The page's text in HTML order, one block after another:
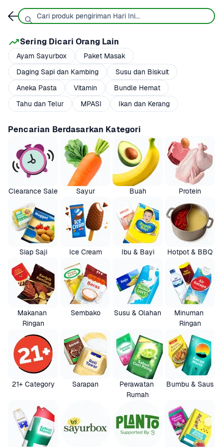
Sering Dicari Orang Lain
Ayam Sayurbox
Paket Masak
Daging Sapi dan Kambing
Susu dan Biskuit
Aneka Pasta
Vitamin
Bundle Hemat
Tahu dan Telur
MPASI Ikan dan Kerang
Pencarian Berdasarkan Kategori
Clearance Sale Sayur Buah Protein
Siap Saji Ice Cream Ibu & Bayi Hotpot & BBQ
Makanan
Ringan
Sembako Susu & Olahan
Minuman
Ringan
21+ Category Sarapan
Perawatan
Rumah
Bumbu & Saus